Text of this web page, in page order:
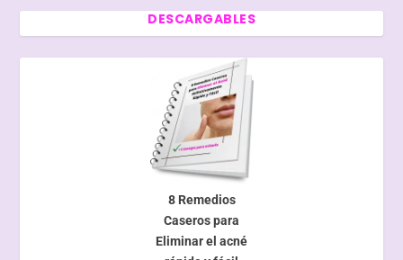
DESCARGABLES
8 Remedios
Caseros para
Eliminar el acné